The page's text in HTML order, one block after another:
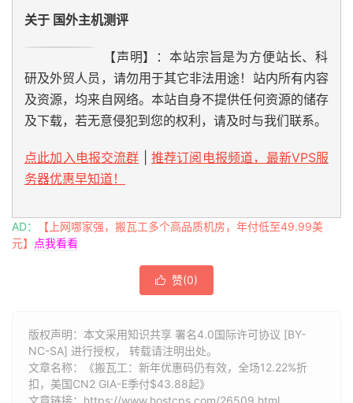
关于 国外主机测评
【声明】：本站宗旨是为方便站长、科
研及外贸人员，请勿用于其它非法用途！站内所有内容
及资源，均来自网络。本站自身不提供任何资源的储存
及下载，若无意侵犯到您的权利，请及时与我们联系。
点此加入电报交流群
推荐订阅电报频道，最新VPS服
务器优惠早知道！
AD：
【上网哪家强，搬瓦工多个高品质机房，年付低至49.99美
元】
点我看看
 赞(0)
版权声明：本文采用知识共享 署名4.0国际许可协议 [BY-
NC-SA] 进行授权， 转载请注明出处。
文章名称：《搬瓦工：新年优惠码仍有效，全场12.22%折
扣，美国CN2 GIA-E季付$43.88起》